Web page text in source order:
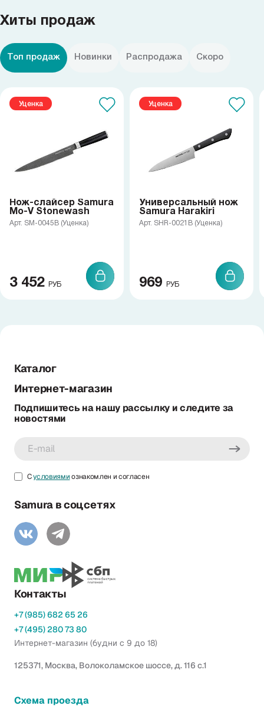
Хиты продаж
Топ продаж Новинки Распродажа Скоро
Уценка
Нож-слайсер Samura
Mo-V Stonewash
Арт. SM-0045B (Уценка)
3 452 РУБ
Уценка
Универсальный нож
Samura Harakiri
Арт. SHR-0021B (Уценка)
969 РУБ
Каталог
Интернет-магазин
Подпишитесь на нашу рассылку и следите за
новостями
Сусловиямиознакомлен и согласен
Samura в соцсетях
Контакты
+7 (985) 682 65 26
+7 (495) 280 73 80
Интернет-магазин (будни с 9 до 18)
125371, Москва, Волоколамское шоссе, д. 116 с.1
Схема проезда